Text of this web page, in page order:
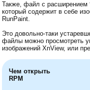
Также, файл с
который содержит в себе
RunPaint.
Это довольно-таки
файлы можно просмотреть
изображений XnView, или
Чем открыть
RPM